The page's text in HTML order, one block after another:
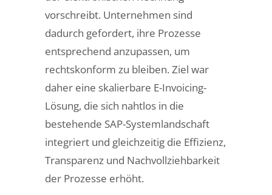
vorschreibt. Unternehmen sind
dadurch gefordert, ihre Prozesse
entsprechend anzupassen, um
rechtskonform zu bleiben. Ziel war
daher eine skalierbare E-Invoicing-
Lösung, die sich nahtlos in die
bestehende SAP-Systemlandschaft
integriert und gleichzeitig die Effizienz,
Transparenz und Nachvollziehbarkeit
der Prozesse erhöht.